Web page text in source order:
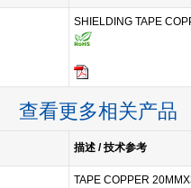
SHIELDING TAPE
查看更多相关产品
描述 / 技术参考
TAPE COPPER